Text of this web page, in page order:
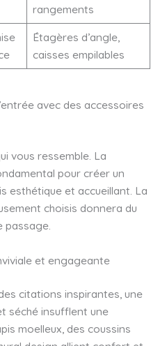
rangements
Étagères d’angle,
caisses empilables
avec des accessoires
vous ressemble. La
pour créer un
esthétique et accueillant. La
choisis donnera du
passage.
et engageante
citations inspirantes, une
séché insufflent une
moelleux, des coussins